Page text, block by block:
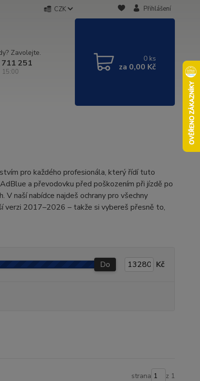
CZK Přihlášení
Zavolejte.
251
15:00
0 ks
za 0,00 Kč
pro každého profesionála, který řídí tuto
a převodovku před poškozením při jízdě po
V naší nabídce najdeš ochrany pro všechny
verzi 2017–2026 – takže si vybereš přesně to,
Do Kč
strana z 1